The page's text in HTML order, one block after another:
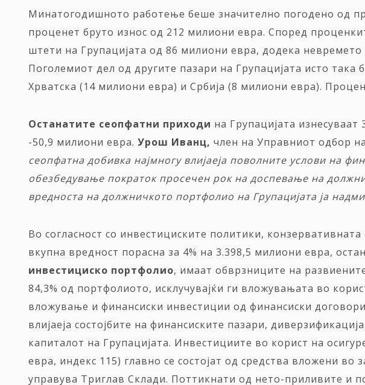
Минатогодишното работење беше значително погодено од
проценет бруто износ од 212 милиони евра. Според
штети на Групацијата од 86 милиони евра, додека
Поголемиот дел од другите пазари на Групацијата исто
Хрватска (14 милиони евра) и Србија (8 милиони евра).
Останатите сеопфатни приходи на Групацијата
-50,9 милиони евра. Урош Иванц, член на Управниот одбор
сеопфатна добивка најмногу влијаеја поволните услови на
обезбедување пократок просечен рок на доспевање на
вредноста на должничкото портфолио на Групацијата ја
Во согласност со инвестициските политики,
вкупна вредност порасна за 4% на 3.398,5 милиони евра,
инвестициско портфолио, имаат обврзниците на
84,3% од портфолиото, исклучувајќи ги вложувањата во
вложување и финансиски инвестиции од финансиски
влијаеја состојбите на финансиските пазари,
капиталот на Групацијата. Инвестициите во корист на
евра, индекс 115) главно се состојат од средства вложени
управува Триглав Склади. Поттикнати од нето-приливите и